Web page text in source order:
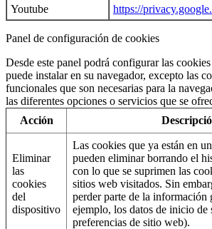
Youtube
https://
Panel de configuración de cookies
Desde este panel podrá configurar las
puede instalar en su navegador, excepto las
funcionales que son necesarias para la
las diferentes opciones o servicios que se
Acción
Eliminar
las
cookies
del
dispositivo
Las cookies que ya están en
pueden eliminar borrando el
con lo que se suprimen las
sitios web visitados. Sin
perder parte de la información
ejemplo, los datos de inicio de
preferencias de sitio web).